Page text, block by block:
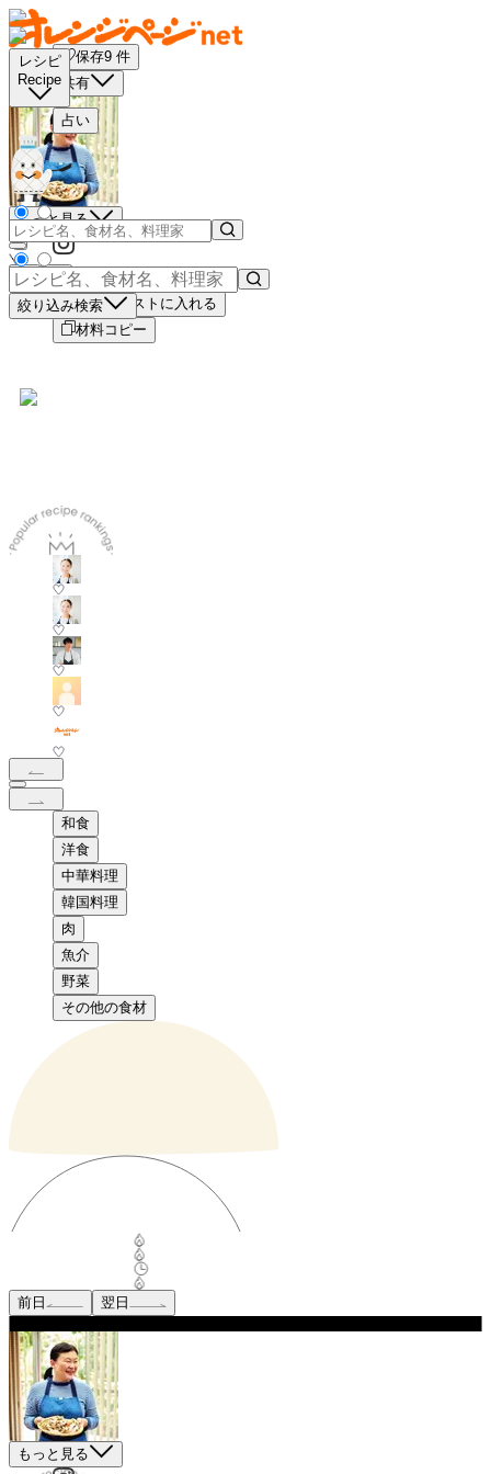
レシピ
Recipe
占い
絞り込み検索
保存9 件
共有
もっと見る
－
＋
買い物リストに入れる
材料コピー
和食
洋食
中華料理
韓国料理
肉
魚介
野菜
その他の食材
前日 翌日
もっと見る